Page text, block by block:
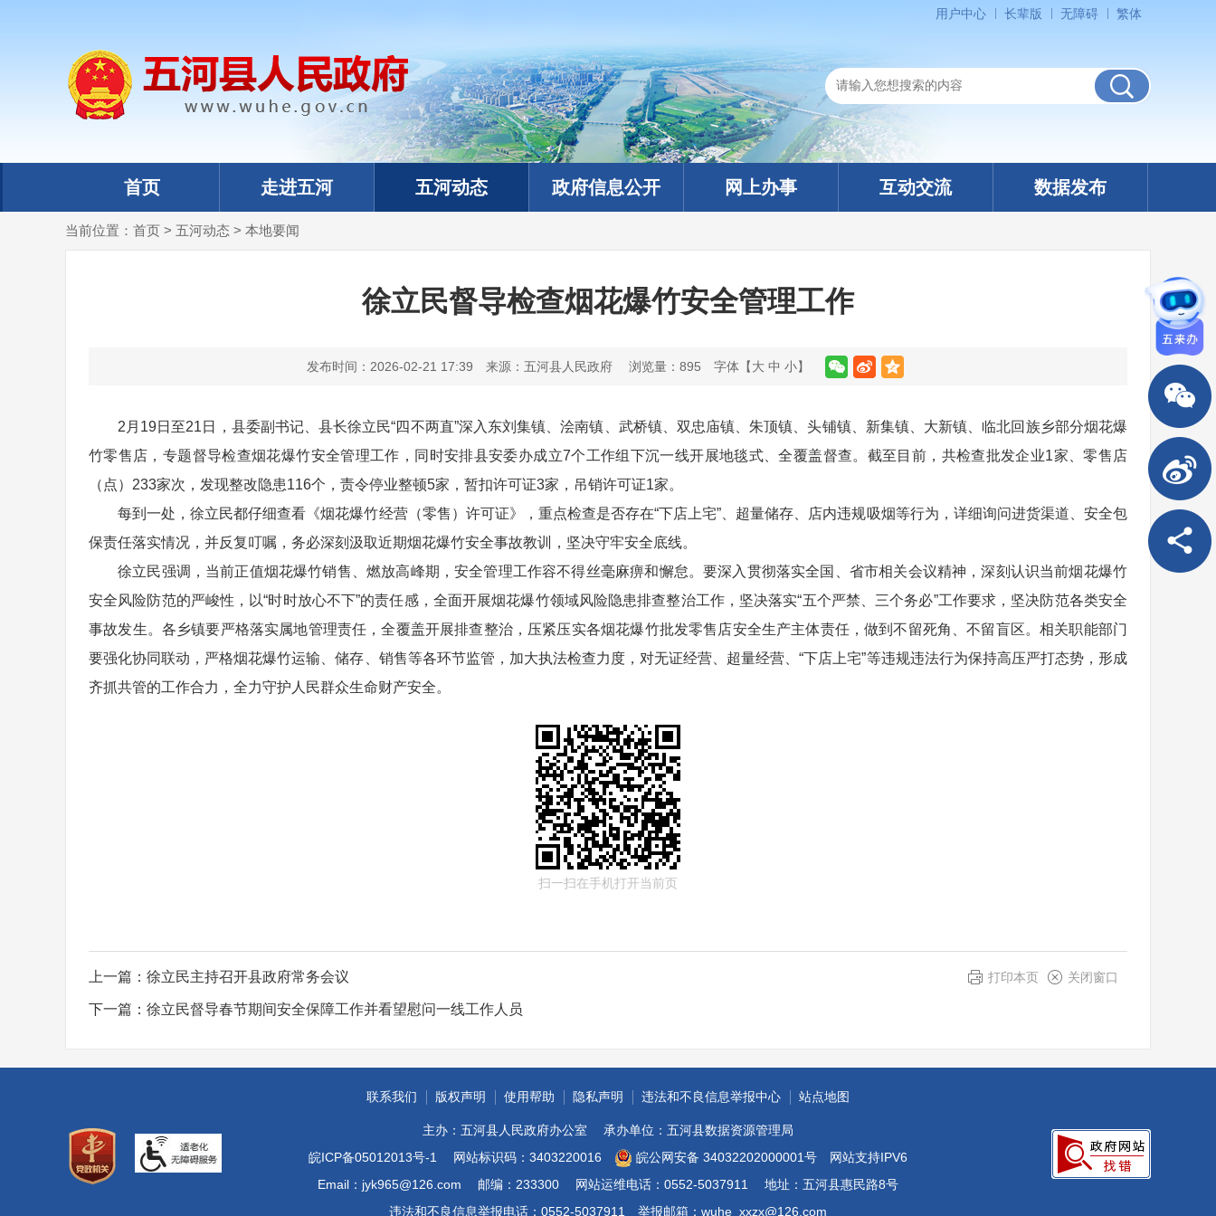
用户中心 长辈版 无障碍 繁体
首页 走进五河 五河动态 政府信息公开 网上办事 互动交流 数据发布
当前位置： 首页 > 五河动态 > 本地要闻
徐立民督导检查烟花爆竹安全管理工作
发布时间：2026-02-21 17:39 来源：五河县人民政府 浏览量： 895 字体【大 中 小】
2月19日至21日，县委副书记、县长徐立民“四不两直”深入东刘集镇、浍南镇、武桥镇、双忠庙镇、朱顶镇、头铺镇、新集镇、大新镇、临北回族乡部分烟花爆
竹零售店，专题督导检查烟花爆竹安全管理工作，同时安排县安委办成立7个工作组下沉一线开展地毯式、全覆盖督查。截至目前，共检查批发企业1家、零售店
（点）233家次，发现整改隐患116个，责令停业整顿5家，暂扣许可证3家，吊销许可证1家。
每到一处，徐立民都仔细查看《烟花爆竹经营（零售）许可证》，重点检查是否存在“下店上宅”、超量储存、店内违规吸烟等行为，详细询问进货渠道、安全包
保责任落实情况，并反复叮嘱，务必深刻汲取近期烟花爆竹安全事故教训，坚决守牢安全底线。
徐立民强调，当前正值烟花爆竹销售、燃放高峰期，安全管理工作容不得丝毫麻痹和懈怠。要深入贯彻落实全国、省市相关会议精神，深刻认识当前烟花爆竹
安全风险防范的严峻性，以“时时放心不下”的责任感，全面开展烟花爆竹领域风险隐患排查整治工作，坚决落实“五个严禁、三个务必”工作要求，坚决防范各类安全
事故发生。各乡镇要严格落实属地管理责任，全覆盖开展排查整治，压紧压实各烟花爆竹批发零售店安全生产主体责任，做到不留死角、不留盲区。相关职能部门
要强化协同联动，严格烟花爆竹运输、储存、销售等各环节监管，加大执法检查力度，对无证经营、超量经营、“下店上宅”等违规违法行为保持高压严打态势，形成
齐抓共管的工作合力，全力守护人民群众生命财产安全。
扫一扫在手机打开当前页
打印本页 关闭窗口
上一篇： 徐立民主持召开县政府常务会议
下一篇： 徐立民督导春节期间安全保障工作并看望慰问一线工作人员
联系我们 版权声明 使用帮助 隐私声明 违法和不良信息举报中心 站点地图
主办：五河县人民政府办公室
承办单位：五河县数据资源管理局
皖ICP备05012013号-1
网站标识码：3403220016 皖公网安备 34032202000001号
网站支持IPV6
Email：jyk965@126.com
邮编：233300 网站运维电话：0552-5037911
地址：五河县惠民路8号
违法和不良信息举报电话：0552-5037911
举报邮箱：wuhe_xxzx@126.com
政务微信
政务微博
分享